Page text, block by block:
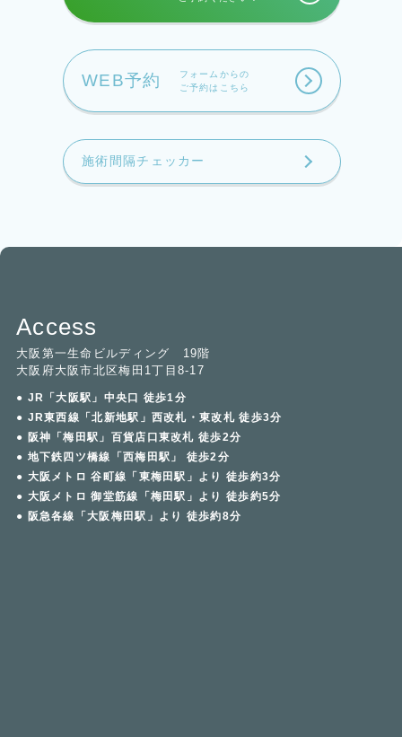
WEB予約
フォームからの
ご予約はこちら
施術間隔チェッカー
Access
大阪第一生命ビルディング 19階
大阪府大阪市北区梅田1丁目8-17
● JR「大阪駅」中央口 徒歩1分
● JR東西線「北新地駅」西改札・東改札 徒歩3分
● 阪神「梅田駅」百貨店口東改札 徒歩2分
● 地下鉄四ツ橋線「西梅田駅」 徒歩2分
● 大阪メトロ 谷町線「東梅田駅」より 徒歩約3分
● 大阪メトロ 御堂筋線「梅田駅」より 徒歩約5分
● 阪急各線「大阪梅田駅」より 徒歩約8分